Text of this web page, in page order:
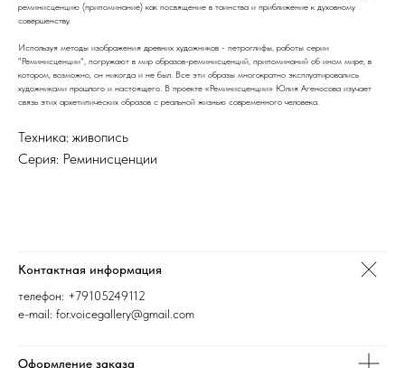
реминисценцию (припоминание) как посвящение в таинства и приближение к духовному
совершенству.
Используя методы изображения древних художников - петроглифы, работы серии
"Реминисценции", погружают в мир образов-реминисценций, припоминаний об ином мире, в
котором, возможно, он никогда и не был. Все эти образы многократно эксплуатировались
художниками прошлого и настоящего. В проекте «Реминисценции» Юлия Агеносова изучает
связь этих архетипических образов с реальной жизнью современного человека.
Техника: живопись
Серия: Реминисценции
Контактная информация
телефон: +79105249112
e-mail: for.voicegallery@gmail.com
Оформление заказа